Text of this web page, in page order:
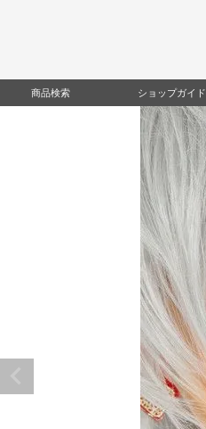
商品検索 ショップガイド